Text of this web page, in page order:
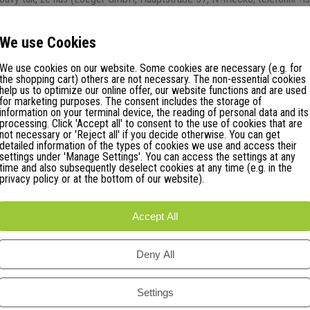
poštou nebo e-mailem) o svém rozhodnutí od této smlouvy
od smlouvy zaslali oznámení o uplatn?ní práva na odstoupení
jsme od vás obdrželi, v?etn? náklad? na doru?ení (s výjimkou
a to bez zbyte?ného odkladu a v každém p?ípad? nejpozd?ji do
prost?edek, který jste použili pro p?vodní transakci, pokud
zp?t nebo dokud nep?edložíte d?kaz, že jste zboží vrátili, podle
do ?trnácti dn? ode dne, kdy jste nás informovali o odstoupení
hodnoty došlo v d?sledku manipulace se zbožím, která není
We use Cookies
We use cookies on our website. Some cookies are necessary (e.g. for
the shopping cart) others are not necessary. The non-essential cookies
help us to optimize our online offer, our website functions and are used
for marketing purposes. The consent includes the storage of
information on your terminal device, the reading of personal data and its
processing. Click 'Accept all' to consent to the use of cookies that are
not necessary or 'Reject all' if you decide otherwise. You can get
detailed information of the types of cookies we use and access their
settings under 'Manage Settings'. You can access the settings at any
time and also subsequently deselect cookies at any time (e.g. in the
privacy policy or at the bottom of our website).
Accept All
Deny All
Settings